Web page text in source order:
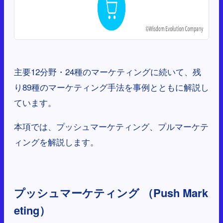
主要12分野・24種のマーケティングに続いて、残
り89種のマーケティング手法を事例とともに解説し
ています。
本項では、プッシュマーケティング、プルマーケテ
ィングを解説します。
プッシュマーケティング （Push Mark
eting）